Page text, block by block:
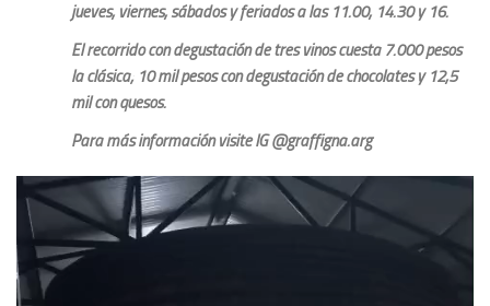
jueves, viernes, sábados y feriados a las 11.00, 14.30 y 16.
El recorrido con degustación de tres vinos cuesta 7.000 pesos
la clásica; 10 mil pesos con degustación de chocolates y 12,5
mil con quesos.
Para más información visite IG @graffigna.arg
Reproductor
de
vídeo